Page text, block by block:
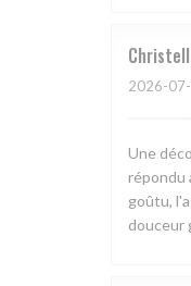
2026-
Une
répondu
goûtu,
douceur